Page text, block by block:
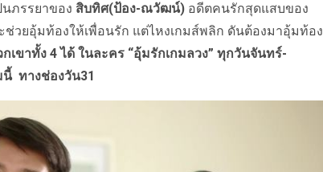
นภรรยาของ สิบทิศ(ป้อง-ณวัฒน์) อดีตคนรักสุดแสบของ
ช่วยอุ้มท้องให้เพื่อนรัก แต่ไหงเกมส์พลิก ดันต้องมาอุ้มท้อง
ขาทั้ง 4 ได้ ในละคร “อุ้มรักเกมลวง” ทุกวันจันทร์-
ทางช่องวัน31